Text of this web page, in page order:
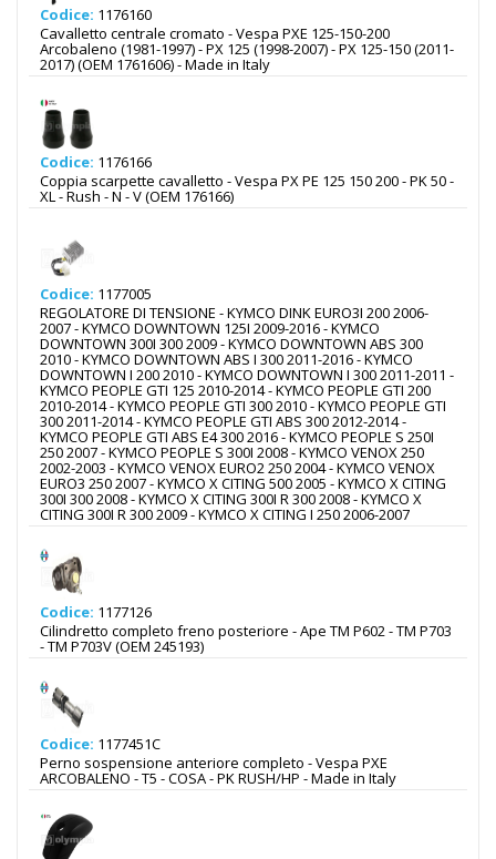
Codice: 1176160
Cavalletto centrale cromato - Vespa PXE 125-150-200
Arcobaleno (1981-1997) - PX 125 (1998-2007) - PX 125-150 (2011-
2017) (OEM 1761606) - Made in Italy
Codice: 1176166
Coppia scarpette cavalletto - Vespa PX PE 125 150 200 - PK 50 -
XL - Rush - N - V (OEM 176166)
Codice: 1177005
REGOLATORE DI TENSIONE - KYMCO DINK EURO3I 200 2006-
2007 - KYMCO DOWNTOWN 125I 2009-2016 - KYMCO
DOWNTOWN 300I 300 2009 - KYMCO DOWNTOWN ABS 300
2010 - KYMCO DOWNTOWN ABS I 300 2011-2016 - KYMCO
DOWNTOWN I 200 2010 - KYMCO DOWNTOWN I 300 2011-2011 -
KYMCO PEOPLE GTI 125 2010-2014 - KYMCO PEOPLE GTI 200
2010-2014 - KYMCO PEOPLE GTI 300 2010 - KYMCO PEOPLE GTI
300 2011-2014 - KYMCO PEOPLE GTI ABS 300 2012-2014 -
KYMCO PEOPLE GTI ABS E4 300 2016 - KYMCO PEOPLE S 250I
250 2007 - KYMCO PEOPLE S 300I 2008 - KYMCO VENOX 250
2002-2003 - KYMCO VENOX EURO2 250 2004 - KYMCO VENOX
EURO3 250 2007 - KYMCO X CITING 500 2005 - KYMCO X CITING
300I 300 2008 - KYMCO X CITING 300I R 300 2008 - KYMCO X
CITING 300I R 300 2009 - KYMCO X CITING I 250 2006-2007
Codice: 1177126
Cilindretto completo freno posteriore - Ape TM P602 - TM P703
- TM P703V (OEM 245193)
Codice: 1177451C
Perno sospensione anteriore completo - Vespa PXE
ARCOBALENO - T5 - COSA - PK RUSH/HP - Made in Italy